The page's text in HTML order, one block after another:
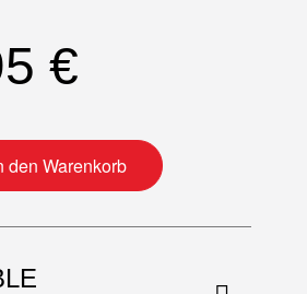
€
Simmerringe Menge
den Warenkorb